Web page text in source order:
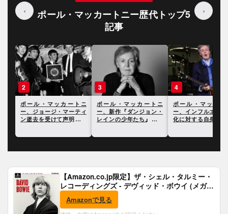
‹
ポール・マッカートニー歴代トップ5
記事
›
2
ポール・マッカートニ
ー、ジョージ・マーティ
ン逝去を受けて声明を発
3
ポール・マッカートニ
ー、新作『ダンジョン・
レインの少年たち』につ
4
ポール・マッカー
ー、インフルエン
化に対する自身の
【Amazon.co.jp限定】ザ・シェル・タルミー・
レコーディングズ - デヴィッド・ボウイ (メガジ
ャケ付)
Amazonで見る